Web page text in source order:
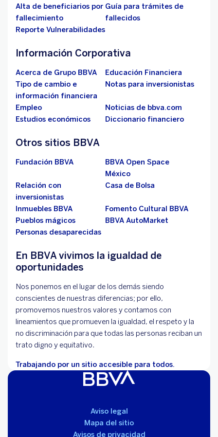
Alta de beneficiarios por
fallecimiento
Guía para trámites de
fallecidos
Reporte Vulnerabilidades
Información Corporativa
Acerca de Grupo BBVA
Educación Financiera
Tipo de cambio e
información financiera
Notas para inversionistas
Empleo
Noticias de bbva.com
Estudios económicos
Diccionario financiero
Otros sitios BBVA
Fundación BBVA
BBVA Open Space
México
Relación con
inversionistas
Casa de Bolsa
Inmuebles BBVA
Fomento Cultural BBVA
Pueblos mágicos
BBVA AutoMarket
Personas desaparecidas
En BBVA vivimos la igualdad de
oportunidades
Nos ponemos en el lugar de los demás siendo
conscientes de nuestras diferencias; por ello,
promovemos nuestros valores y contamos con
lineamientos que promueven la igualdad, el respeto y la
no discriminación para que todas las personas reciban un
trato digno y equitativo.
Trabajando por un sitio accesible para todos.
Aviso legal
Mapa del sitio
Avisos de privacidad